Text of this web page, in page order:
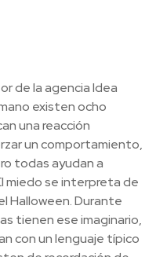
de la agencia Idea
existen ocho
una reacción
un comportamiento,
todas ayudan a
miedo se interpreta de
Halloween. Durante
tienen ese imaginario,
con un lenguaje típico